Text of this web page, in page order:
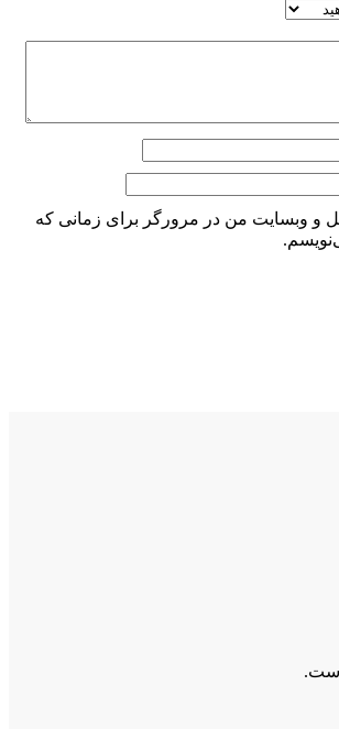
و وبسایت من در مرورگر برای زمانی که